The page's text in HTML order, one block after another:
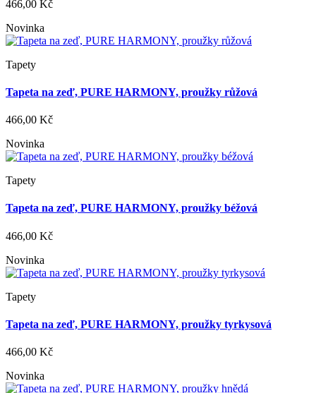
466,00 Kč
Novinka
Tapety
Tapeta na zeď, PURE HARMONY, proužky růžová
466,00 Kč
Novinka
Tapety
Tapeta na zeď, PURE HARMONY, proužky béžová
466,00 Kč
Novinka
Tapety
Tapeta na zeď, PURE HARMONY, proužky tyrkysová
466,00 Kč
Novinka